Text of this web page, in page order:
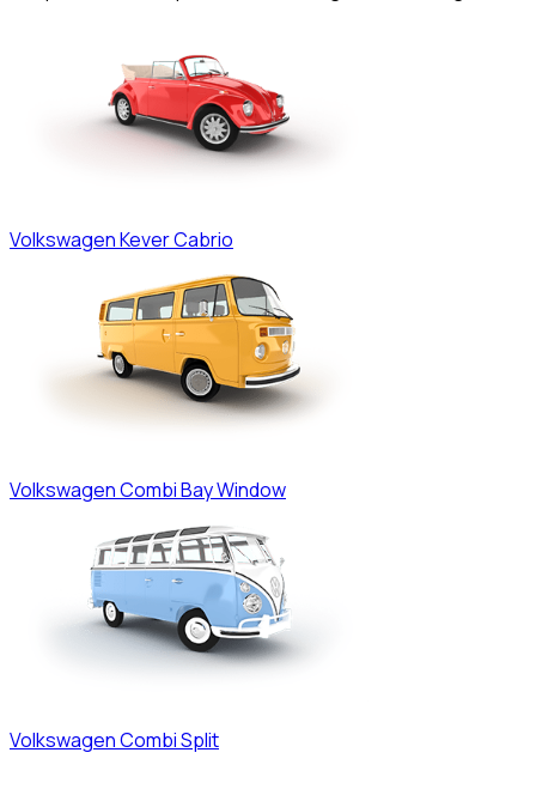
VolkswagenKever Cabrio
VolkswagenCombi Bay Window
VolkswagenCombi Split